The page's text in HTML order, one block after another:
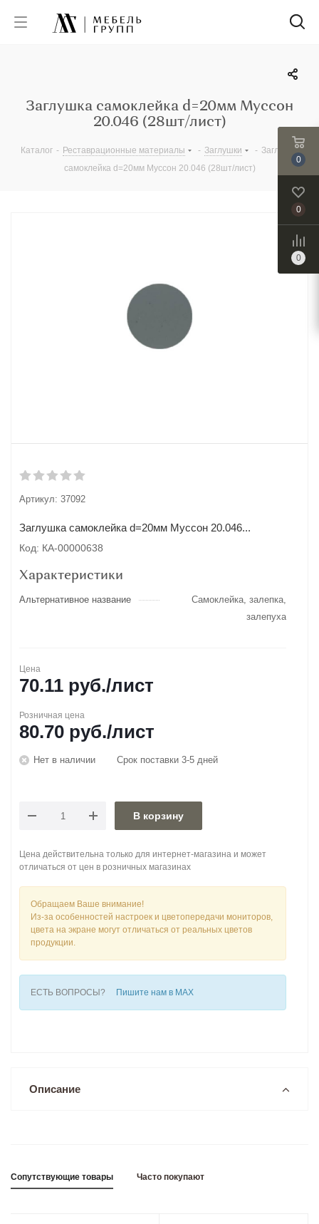
Заглушка самоклейка d=20мм Муссон
20.046 (28шт/лист)
Каталог - Реставрационные материалы - Заглушки - Заглушка
самоклейка d=20мм Муссон 20.046 (28шт/лист)
Артикул: 37092
Заглушка самоклейка d=20мм Муссон 20.046...
Код: КА-00000638
Характеристики
Альтернативное название
Самоклейка, залепка,
залепуха
Цена
70.11 руб./лист
Розничная цена
80.70 руб./лист
Нет в наличии Срок поставки 3-5 дней
В корзину
Цена действительна только для интернет-магазина и может
отличаться от цен в розничных магазинах
Обращаем Ваше внимание!
Из-за особенностей настроек и цветопередачи мониторов,
цвета на экране могут отличаться от реальных цветов
продукции.
ЕСТЬ ВОПРОСЫ? Пишите нам в MAX
Описание
Сопутствующие товары Часто покупают
0
0
0